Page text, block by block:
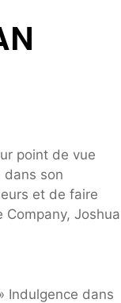
point de vue
dans son
et de faire
Joshua
Indulgence dans